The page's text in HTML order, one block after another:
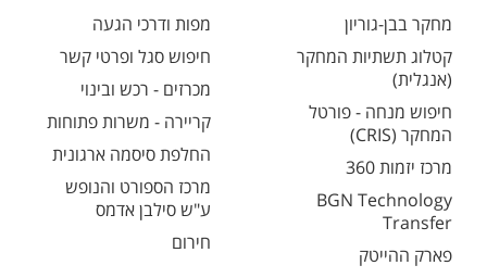
מחקר בבן-גוריון
קטלוג תשתיות המחקר
(אנגלית)
חיפוש מנחה - פורטל
המחקר (CRIS)
מרכז יזמות 360
BGN Technology
Transfer
פארק ההייטק
מפות ודרכי הגעה
חיפוש סגל ופרטי קשר
מכרזים - רכש ובינוי
קריירה - משרות פתוחות
החלפת סיסמה ארגונית
מרכז הספורט והנופש
ע"ש סילבן אדמס
חירום